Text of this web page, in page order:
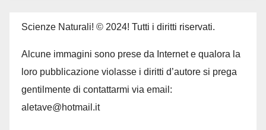
Scienze Naturali! © 2024! Tutti i diritti riservati.
Alcune immagini sono prese da Internet e qualora la
loro pubblicazione violasse i diritti d’autore si prega
gentilmente di contattarmi via email:
aletave@hotmail.it